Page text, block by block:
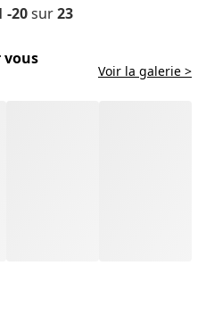
-20sur23
vous
Voir la galerie >